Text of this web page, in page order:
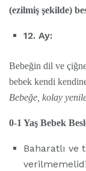
(ezilmiş şekilde)
12. Ay:
Bebeğin dil ve
bebek kendi
Bebeğe, kolay
0-1 Yaş Bebek
Baharatlı ve